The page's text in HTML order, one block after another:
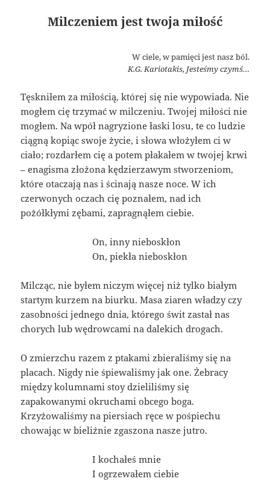
Milczeniem jest twoja miłość
W ciele, w pamięci jest nasz ból.
K.G. Kariotakis, Jesteśmy czymś…
Tęskniłem za miłością, której się nie wypowiada. Nie
mogłem cię trzymać w milczeniu. Twojej miłości nie
mogłem. Na wpół nagryzione łaski losu, te co ludzie
ciągną kopiąc swoje życie, i słowa włożyłem ci w
ciało; rozdarłem cię a potem płakałem w twojej krwi
– enagisma złożona kędzierzawym stworzeniom,
które otaczają nas i ścinają nasze noce. W ich
czerwonych oczach cię poznałem, nad ich
pożółkłymi zębami, zapragnąłem ciebie.
_________________On, inny nieboskłon
_________________On, piekła nieboskłon
Milcząc, nie byłem niczym więcej niż tylko białym
startym kurzem na biurku. Masa ziaren władzy czy
zasobności jednego dnia, którego świt zastał nas
chorych lub wędrowcami na dalekich drogach.
O zmierzchu razem z ptakami zbieraliśmy się na
placach. Nigdy nie śpiewaliśmy jak one. Żebracy
między kolumnami stoy dzieliliśmy się
zapakowanymi okruchami obcego boga.
Krzyżowaliśmy na piersiach ręce w pośpiechu
chowając w bieliźnie zgaszona nasze jutro.
_________________I kochałeś mnie
_________________I ogrzewałem ciebie